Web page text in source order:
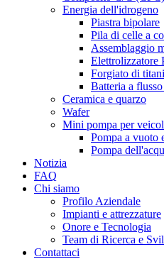
Energia dell'idrogeno
Piastra bipolare
Pila di celle a
Assemblaggio
Elettrolizzatore
Forgiato di
Batteria a
Ceramica e quarzo
Wafer
Mini pompa per
Pompa a vuoto
Pompa
Notizia
FAQ
Chi siamo
Profilo Aziendale
Impianti e attrezzature
Onore e Tecnologia
Team di Ricerca e
Contattaci